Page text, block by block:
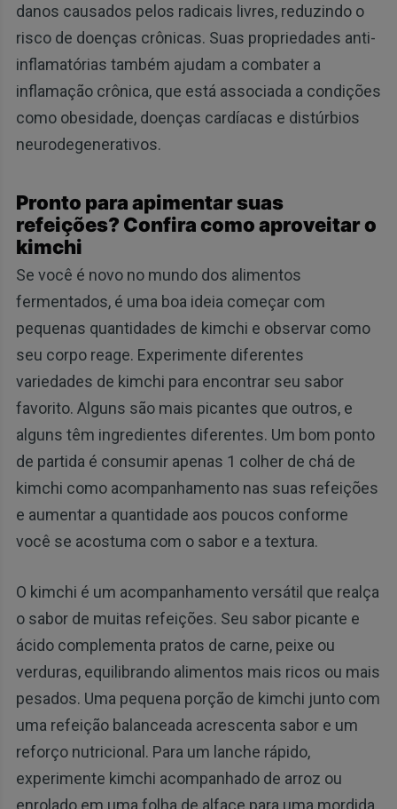
danos causados pelos radicais livres, reduzindo o
risco de doenças crônicas. Suas propriedades anti-
inflamatórias também ajudam a combater a
inflamação crônica, que está associada a condições
como obesidade, doenças cardíacas e distúrbios
neurodegenerativos.
Pronto para apimentar suas
refeições? Confira como aproveitar o
kimchi
Se você é novo no mundo dos alimentos
fermentados, é uma boa ideia começar com
pequenas quantidades de kimchi e observar como
seu corpo reage. Experimente diferentes
variedades de kimchi para encontrar seu sabor
favorito. Alguns são mais picantes que outros, e
alguns têm ingredientes diferentes. Um bom ponto
de partida é consumir apenas 1 colher de chá de
kimchi como acompanhamento nas suas refeições
e aumentar a quantidade aos poucos conforme
você se acostuma com o sabor e a textura.
O kimchi é um acompanhamento versátil que realça
o sabor de muitas refeições. Seu sabor picante e
ácido complementa pratos de carne, peixe ou
verduras, equilibrando alimentos mais ricos ou mais
pesados. Uma pequena porção de kimchi junto com
uma refeição balanceada acrescenta sabor e um
reforço nutricional. Para um lanche rápido,
experimente kimchi acompanhado de arroz ou